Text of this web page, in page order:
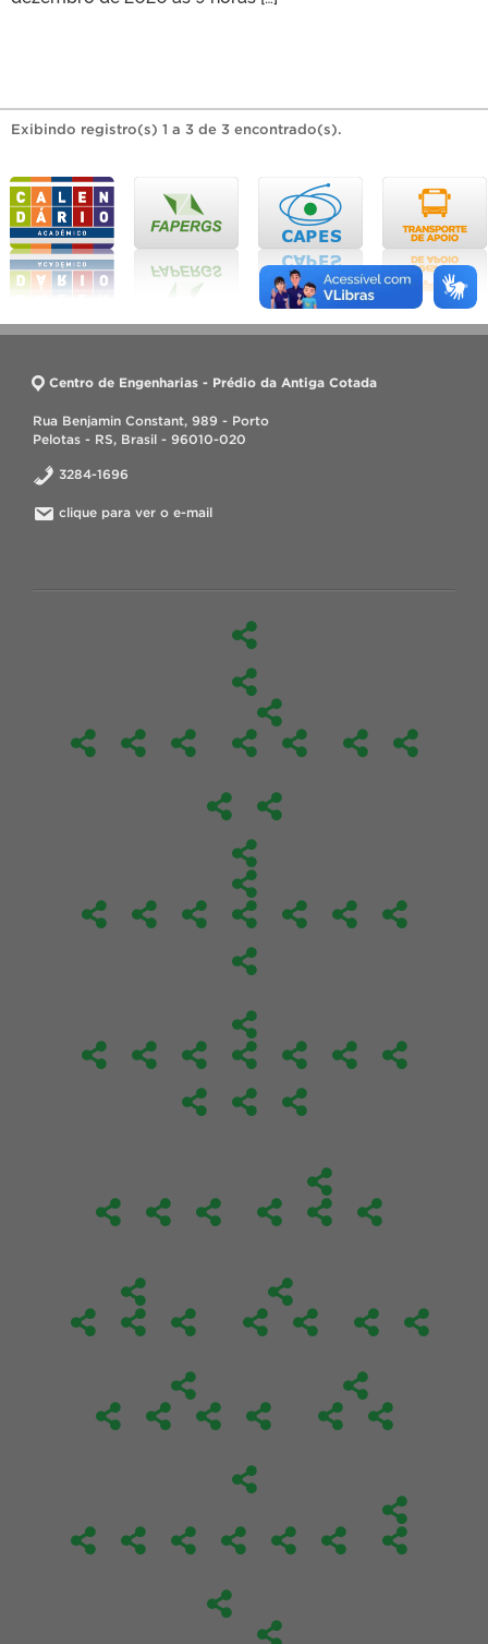
Exibindo registro(s) 1 a 3 de 3 encontrado(s).
Centro de Engenharias - Prédio da Antiga Cotada
Rua Benjamin Constant, 989 - Porto
Pelotas - RS, Brasil - 96010-020
3284-1696
clique para ver o e-mail